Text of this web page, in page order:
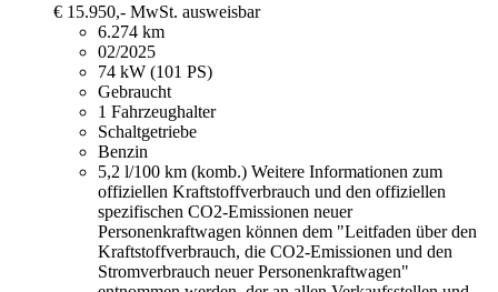
€ 15.950,- MwSt. ausweisbar
6.274 km
02/2025
74 kW (101 PS)
Gebraucht
1 Fahrzeughalter
Schaltgetriebe
Benzin
5,2 l/100 km (komb.) Weitere Informationen zum
offiziellen Kraftstoffverbrauch und den offiziellen
spezifischen CO2-Emissionen neuer
Personenkraftwagen können dem "Leitfaden über den
Kraftstoffverbrauch, die CO2-Emissionen und den
Stromverbrauch neuer Personenkraftwagen"